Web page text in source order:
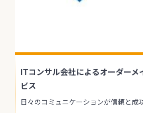
ITコンサル会社によるオーダーメ
ビス
日々のコミュニケーションが信頼と成